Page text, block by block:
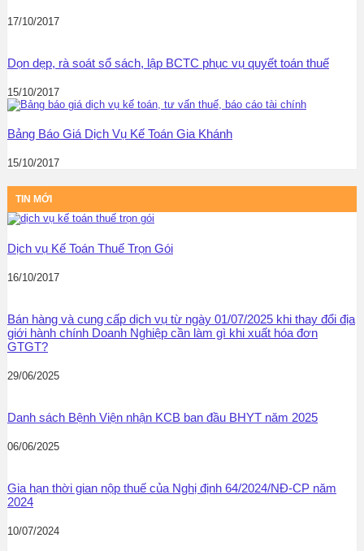
17/10/2017
Dọn dẹp, rà soát sổ sách, lập BCTC phục vụ quyết toán thuế
15/10/2017
Bảng Báo Giá Dịch Vụ Kế Toán Gia Khánh
15/10/2017
TIN MỚI
Dịch vụ Kế Toán Thuế Trọn Gói
16/10/2017
Bán hàng và cung cấp dịch vụ từ ngày 01/07/2025 khi thay đổi địa
giới hành chính Doanh Nghiệp cần làm gì khi xuất hóa đơn
GTGT?
29/06/2025
Danh sách Bệnh Viện nhận KCB ban đầu BHYT năm 2025
06/06/2025
Gia hạn thời gian nộp thuế của Nghị định 64/2024/NĐ-CP năm
2024
10/07/2024